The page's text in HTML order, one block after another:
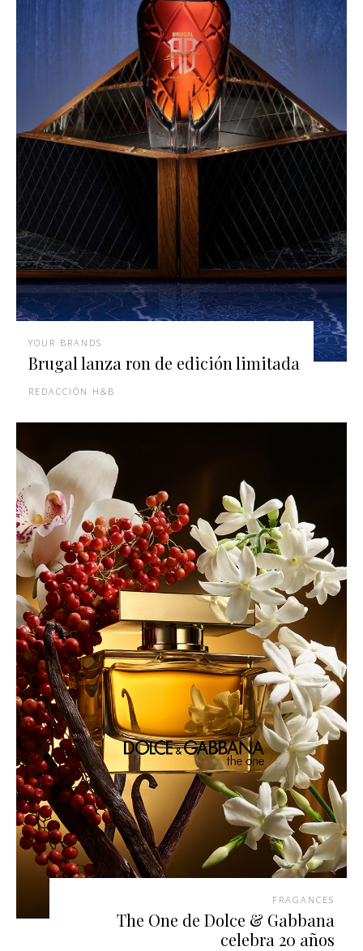
YOUR BRANDS
Brugal lanza ron de edición limitada
REDACCIÓN H&B
FRAGANCES
The One de Dolce & Gabbana
celebra 20 años